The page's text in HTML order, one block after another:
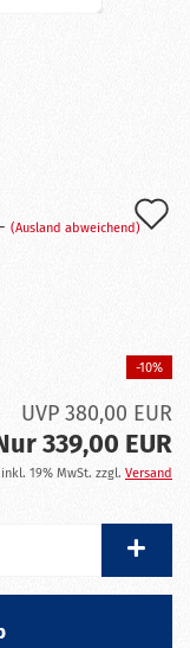
(Ausland abweichend)
-10%
UVP 380,00 EUR
339,00 EUR
inkl. 19% MwSt. zzgl. Versand